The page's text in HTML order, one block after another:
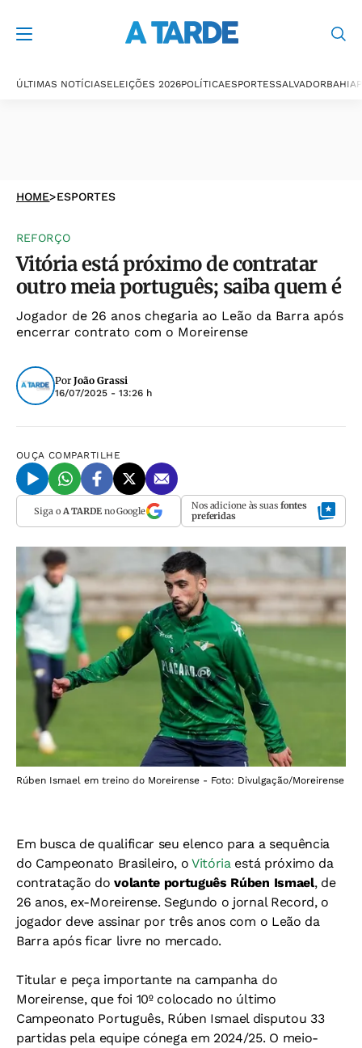
ÚLTIMAS NOTÍCIASELEIÇÕES 2026POLÍTICAESPORTESSALVADORBAHIA
HOME>ESPORTES
REFORÇO
Vitória está próximo de contratar
outro meia português; saiba quem é
Jogador de 26 anos chegaria ao Leão da Barra após
encerrar contrato com o Moreirense
Por João Grassi
16/07/2025 - 13:26 h
OUÇA COMPARTILHE
Siga o A TARDEno Google Nos adicione às suas fontes
preferidas
Rúben Ismael em treino do Moreirense - Foto: Divulgação/Moreirense
Em busca de qualificar seu elenco para a sequência
do Campeonato Brasileiro, oVitóriaestá próximo da
contratação dovolante português Rúben Ismael, de
26 anos, ex-Moreirense. Segundo o jornal Record, o
jogador deve assinar por três anos com o Leão da
Barra após ficar livre no mercado.
Titular e peça importante na campanha do
Moreirense, que foi 10º colocado no último
Campeonato Português, Rúben Ismael disputou 33
partidas pela equipe cónega em 2024/25. O meio-